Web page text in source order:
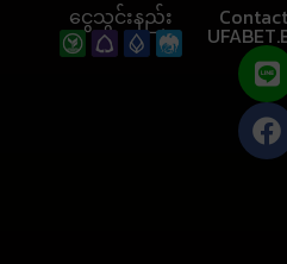
ငွေသွင်းနည်း